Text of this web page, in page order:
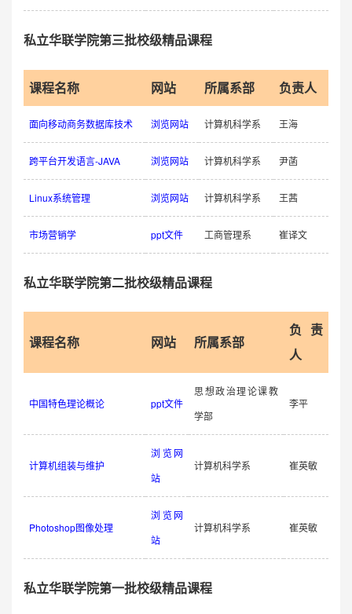
私立华联学院第三批校级精品课程
课程名称 网站 所属系部 负责人
面向移动商务数据库技术 浏览网站 计算机科学系 王海
跨平台开发语言-JAVA 浏览网站 计算机科学系 尹菡
Linux系统管理 浏览网站 计算机科学系 王茜
市场营销学 ppt文件 工商管理系 崔译文
私立华联学院第二批校级精品课程
课程名称 网站 所属系部
负责
人
中国特色理论概论 ppt文件
思想政治理论课教
学部
李平
计算机组装与维护
浏览网
站
计算机科学系 崔英敏
Photoshop图像处理
浏览网
站
计算机科学系 崔英敏
私立华联学院第一批校级精品课程